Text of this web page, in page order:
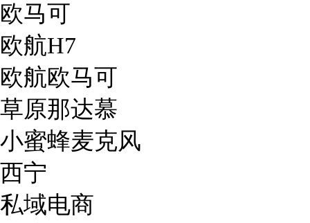
欧马可
欧航H7
欧航欧马可
草原那达慕
小蜜蜂麦克风
西宁
私域电商